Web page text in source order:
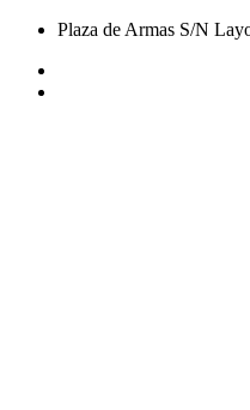
Plaza de Armas S/N